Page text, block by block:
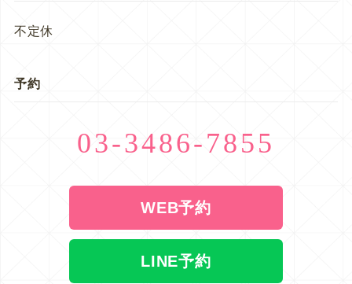
不定休
予約
03-3486-7855
WEB予約
LINE予約